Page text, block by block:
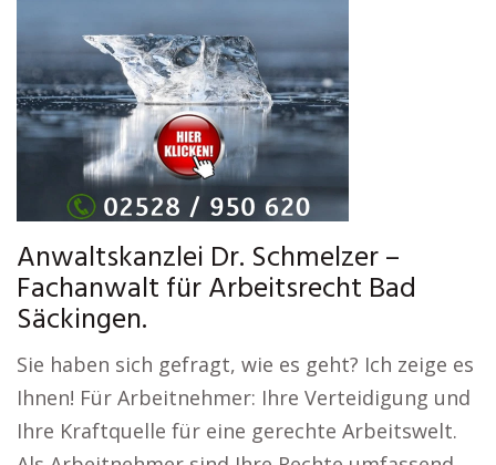
Anwaltskanzlei Dr. Schmelzer –
Fachanwalt für Arbeitsrecht Bad
Säckingen.
Sie haben sich gefragt, wie es geht? Ich zeige es
Ihnen! Für Arbeitnehmer: Ihre Verteidigung und
Ihre Kraftquelle für eine gerechte Arbeitswelt.